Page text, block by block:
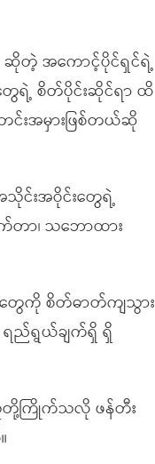
ဆိုတဲ့ အကောင့်ပိုင်ရှင်ရဲ့
ရဲ့ စိတ်ပိုင်းဆိုင်ရာ ထိ
င်းအမှားဖြစ်တယ်ဆို
င်းအဝိုင်းတွေရဲ့
က်တာ၊ သဘောထား
ေကို စိတ်ဓာတ်ကျသွား
ရည်ရွယ်ချက်ရှိ ရှိ
တို့ကြိုက်သလို ဖန်တီး